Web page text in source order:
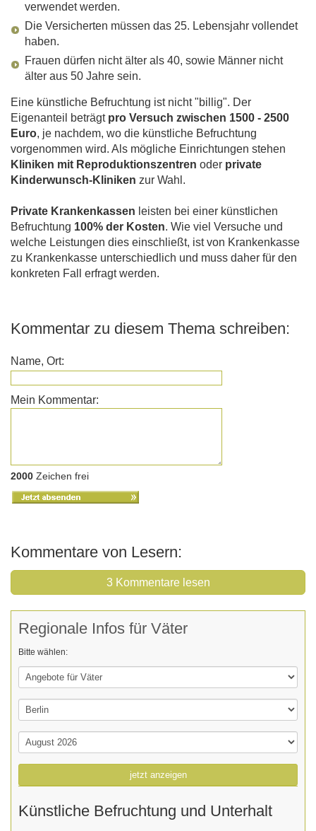
verwendet werden.
Die Versicherten müssen das 25. Lebensjahr vollendet
haben.
Frauen dürfen nicht älter als 40, sowie Männer nicht
älter aus 50 Jahre sein.
Eine künstliche Befruchtung ist nicht "billig". Der
Eigenanteil beträgt pro Versuch zwischen 1500 - 2500
Euro, je nachdem, wo die künstliche Befruchtung
vorgenommen wird. Als mögliche Einrichtungen stehen
Kliniken mit Reproduktionszentren oder private
Kinderwunsch-Kliniken zur Wahl.
Private Krankenkassen leisten bei einer künstlichen
Befruchtung 100% der Kosten. Wie viel Versuche und
welche Leistungen dies einschließt, ist von Krankenkasse
zu Krankenkasse unterschiedlich und muss daher für den
konkreten Fall erfragt werden.
Kommentar zu diesem Thema schreiben:
Name, Ort:
Mein Kommentar:
2000 Zeichen frei
Kommentare von Lesern:
3 Kommentare lesen
Regionale Infos für Väter
Bitte wählen:
jetzt anzeigen
Künstliche Befruchtung und Unterhalt